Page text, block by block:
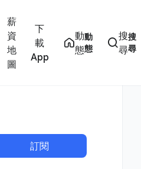
薪
資
地
圖
下
載
App
動
態
動
態
搜
尋
搜
尋
訂閱